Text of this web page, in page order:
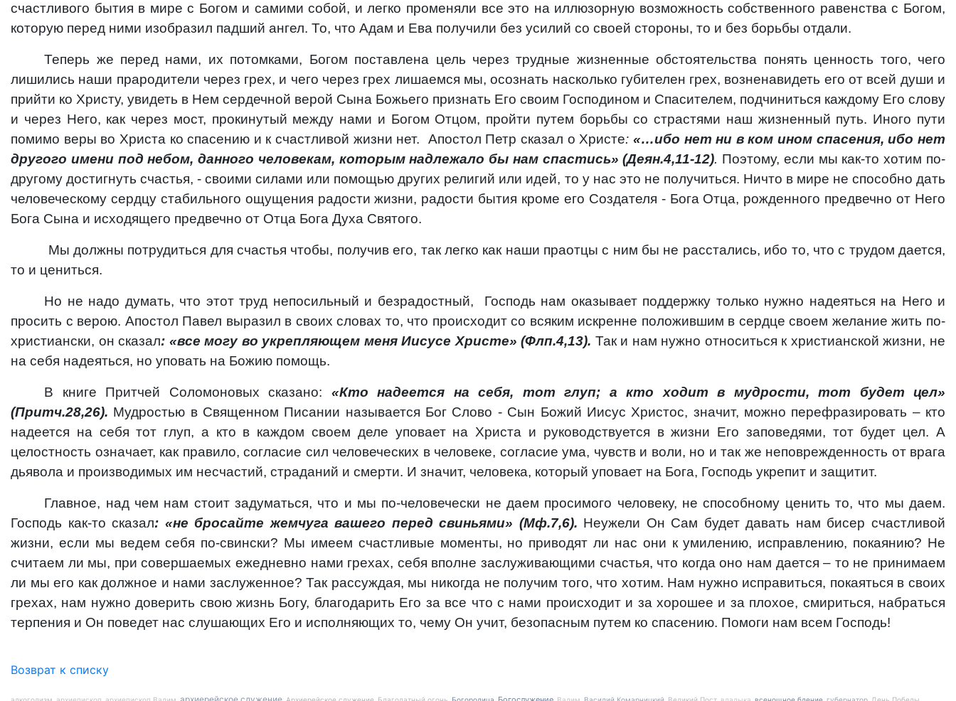
счастливого бытия в мире с Богом и самими собой, и легко променяли все это на иллюзорную возможность собственного равенства с Богом,
которую перед ними изобразил падший ангел. То, что Адам и Ева получили без усилий со своей стороны, то и без борьбы отдали.
Теперь же перед нами, их потомками, Богом поставлена цель через трудные жизненные обстоятельства понять ценность того, чего
лишились наши прародители через грех, и чего через грех лишаемся мы, осознать насколько губителен грех, возненавидеть его от всей души и
прийти ко Христу, увидеть в Нем сердечной верой Сына Божьего признать Его своим Господином и Спасителем, подчиниться каждому Его слову
и через Него, как через мост, прокинутый между нами и Богом Отцом, пройти путем борьбы со страстями наш жизненный путь. Иного пути
помимо веры во Христа ко спасению и к счастливой жизни нет.
Апостол Петр сказал о Христе: «…ибо нет ни в ком ином спасения, ибо нет
другого имени под небом, данного человекам, которым надлежало бы нам спастись» (Деян.4,11-12). Поэтому, если мы как-то хотим по-
другому достигнуть счастья, - своими силами или помощью других религий или идей, то у нас это не получиться. Ничто в мире не способно дать
человеческому сердцу стабильного ощущения радости жизни, радости бытия кроме его Создателя - Бога Отца, рожденного предвечно от Него
Бога Сына и исходящего предвечно от Отца Бога Духа Святого.
Мы должны потрудиться для счастья чтобы, получив его, так легко как наши праотцы с ним бы не расстались, ибо то, что с трудом дается,
то и цениться.
Но не надо думать, что этот труд непосильный и безрадостный,
Господь нам оказывает поддержку только нужно надеяться на Него и
просить с верою. Апостол Павел выразил в своих словах то, что происходит со всяким искренне положившим в сердце своем желание жить по-
христиански, он сказал: «все могу во укрепляющем меня Иисусе Христе» (Флп.4,13). Так и нам нужно относиться к христианской жизни, не
на себя надеяться, но уповать на Божию помощь.
В книге Притчей Соломоновых сказано: «Кто надеется на себя, тот глуп; а кто ходит в мудрости, тот будет цел»
(Притч.28,26). Мудростью в Священном Писании называется Бог Слово - Сын Божий Иисус Христос, значит, можно перефразировать – кто
надеется на себя тот глуп, а кто в каждом своем деле уповает на Христа и руководствуется в жизни Его заповедями, тот будет цел. А
целостность означает, как правило, согласие сил человеческих в человеке, согласие ума, чувств и воли, но и так же неповрежденность от врага
дьявола и производимых им несчастий, страданий и смерти. И значит, человека, который уповает на Бога, Господь укрепит и защитит.
Главное, над чем нам стоит задуматься, что и мы по-человечески не даем просимого человеку, не способному ценить то, что мы даем.
Господь как-то сказал: «не бросайте жемчуга вашего перед свиньями» (Мф.7,6). Неужели Он Сам будет давать нам бисер счастливой
жизни, если мы ведем себя по-свински? Мы имеем счастливые моменты, но приводят ли нас они к умилению, исправлению, покаянию? Не
считаем ли мы, при совершаемых ежедневно нами грехах, себя вполне заслуживающими счастья, что когда оно нам дается – то не принимаем
ли мы его как должное и нами заслуженное? Так рассуждая, мы никогда не получим того, что хотим. Нам нужно исправиться, покаяться в своих
грехах, нам нужно доверить свою жизнь Богу, благодарить Его за все что с нами происходит и за хорошее и за плохое, смириться, набраться
терпения и Он поведет нас слушающих Его и исполняющих то, чему Он учит, безопасным путем ко спасению. Помоги нам всем Господь!
Возврат к списку